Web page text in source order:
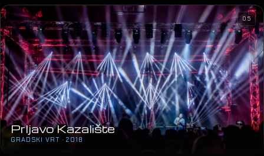
Prljavo Kazalište
GRADSKI VRT · 2018
05